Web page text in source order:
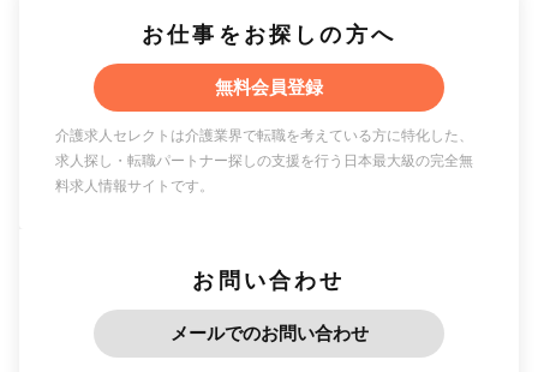
お仕事をお探しの方へ
無料会員登録
介護求人セレクトは介護業界で転職を考えている方に特化した、
求人探し・転職パートナー探しの支援を行う日本最大級の完全無
料求人情報サイトです。
お問い合わせ
メールでのお問い合わせ